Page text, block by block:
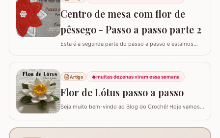
passo a passo do TAPETE DO LAVABO já está
disponível aqui no blog, confira nos links abaixo! Jogo
Centro de mesa com flor de
pêssego - Passo a passo parte 2
Esta é a segunda parte do passo a passo e estamos
Se está procurando o início do trabalho visite o link
abaixo onde também temos a lista completa de
materiais. Centro de mesa com flor de pêssego - Parte 1
Tamanho do trabalho pronto: 60 cm de…
Artigo 🔥muitas dezenas viram essa semana
Flor de Lótus passo a passo
Seja muito bem-vindo ao Blog do Crochê! Hoje vamos